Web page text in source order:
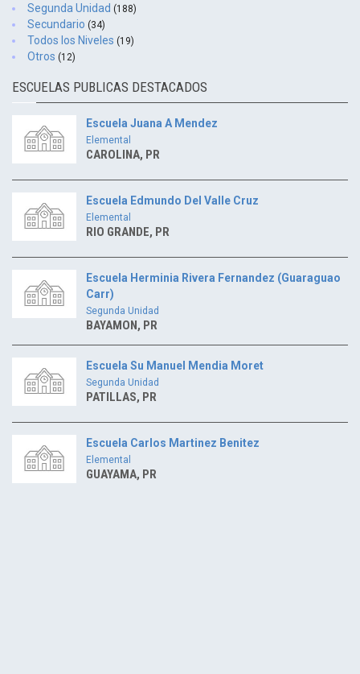
Segunda Unidad (188)
Secundario (34)
Todos los Niveles (19)
Otros (12)
ESCUELAS PUBLICAS DESTACADOS
Escuela Juana A Mendez
Elemental
CAROLINA, PR
Escuela Edmundo Del Valle Cruz
Elemental
RIO GRANDE, PR
Escuela Herminia Rivera Fernandez (Guaraguao
Carr)
Segunda Unidad
BAYAMON, PR
Escuela Su Manuel Mendia Moret
Segunda Unidad
PATILLAS, PR
Escuela Carlos Martinez Benitez
Elemental
GUAYAMA, PR